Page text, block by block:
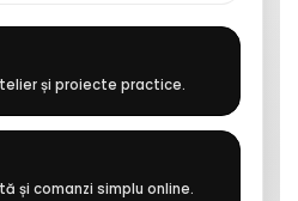
și proiecte practice.
și comanzi simplu online.